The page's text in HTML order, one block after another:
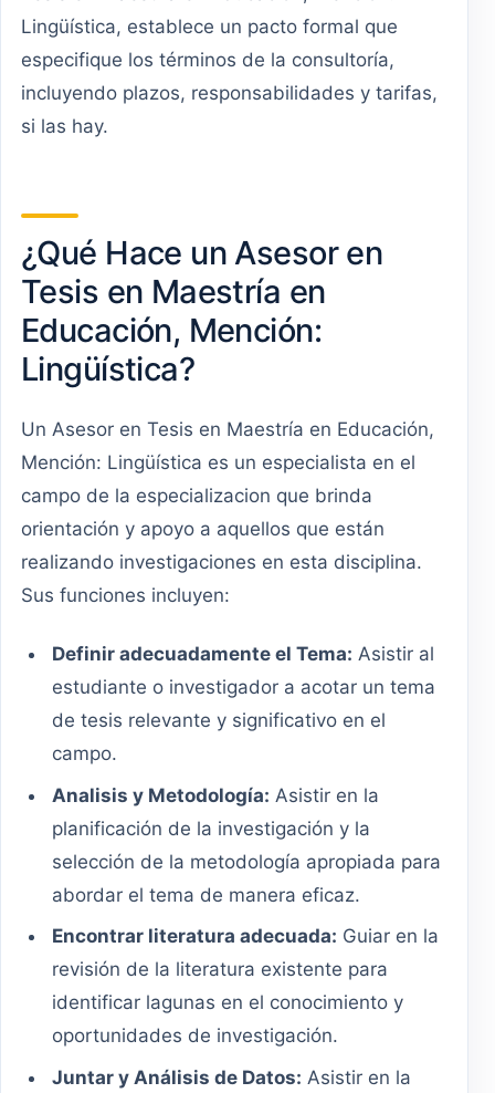
Lingüística, establece un pacto formal que
especifique los términos de la consultoría,
incluyendo plazos, responsabilidades y tarifas,
si las hay.
¿Qué Hace un Asesor en
Tesis en Maestría en
Educación, Mención:
Lingüística?
Un Asesor en Tesis en Maestría en Educación,
Mención: Lingüística es un especialista en el
campo de la especializacion que brinda
orientación y apoyo a aquellos que están
realizando investigaciones en esta disciplina.
Sus funciones incluyen:
Definir adecuadamente el Tema: Asistir al
estudiante o investigador a acotar un tema
de tesis relevante y significativo en el
campo.
Analisis y Metodología: Asistir en la
planificación de la investigación y la
selección de la metodología apropiada para
abordar el tema de manera eficaz.
Encontrar literatura adecuada: Guiar en la
revisión de la literatura existente para
identificar lagunas en el conocimiento y
oportunidades de investigación.
Juntar y Análisis de Datos: Asistir en la